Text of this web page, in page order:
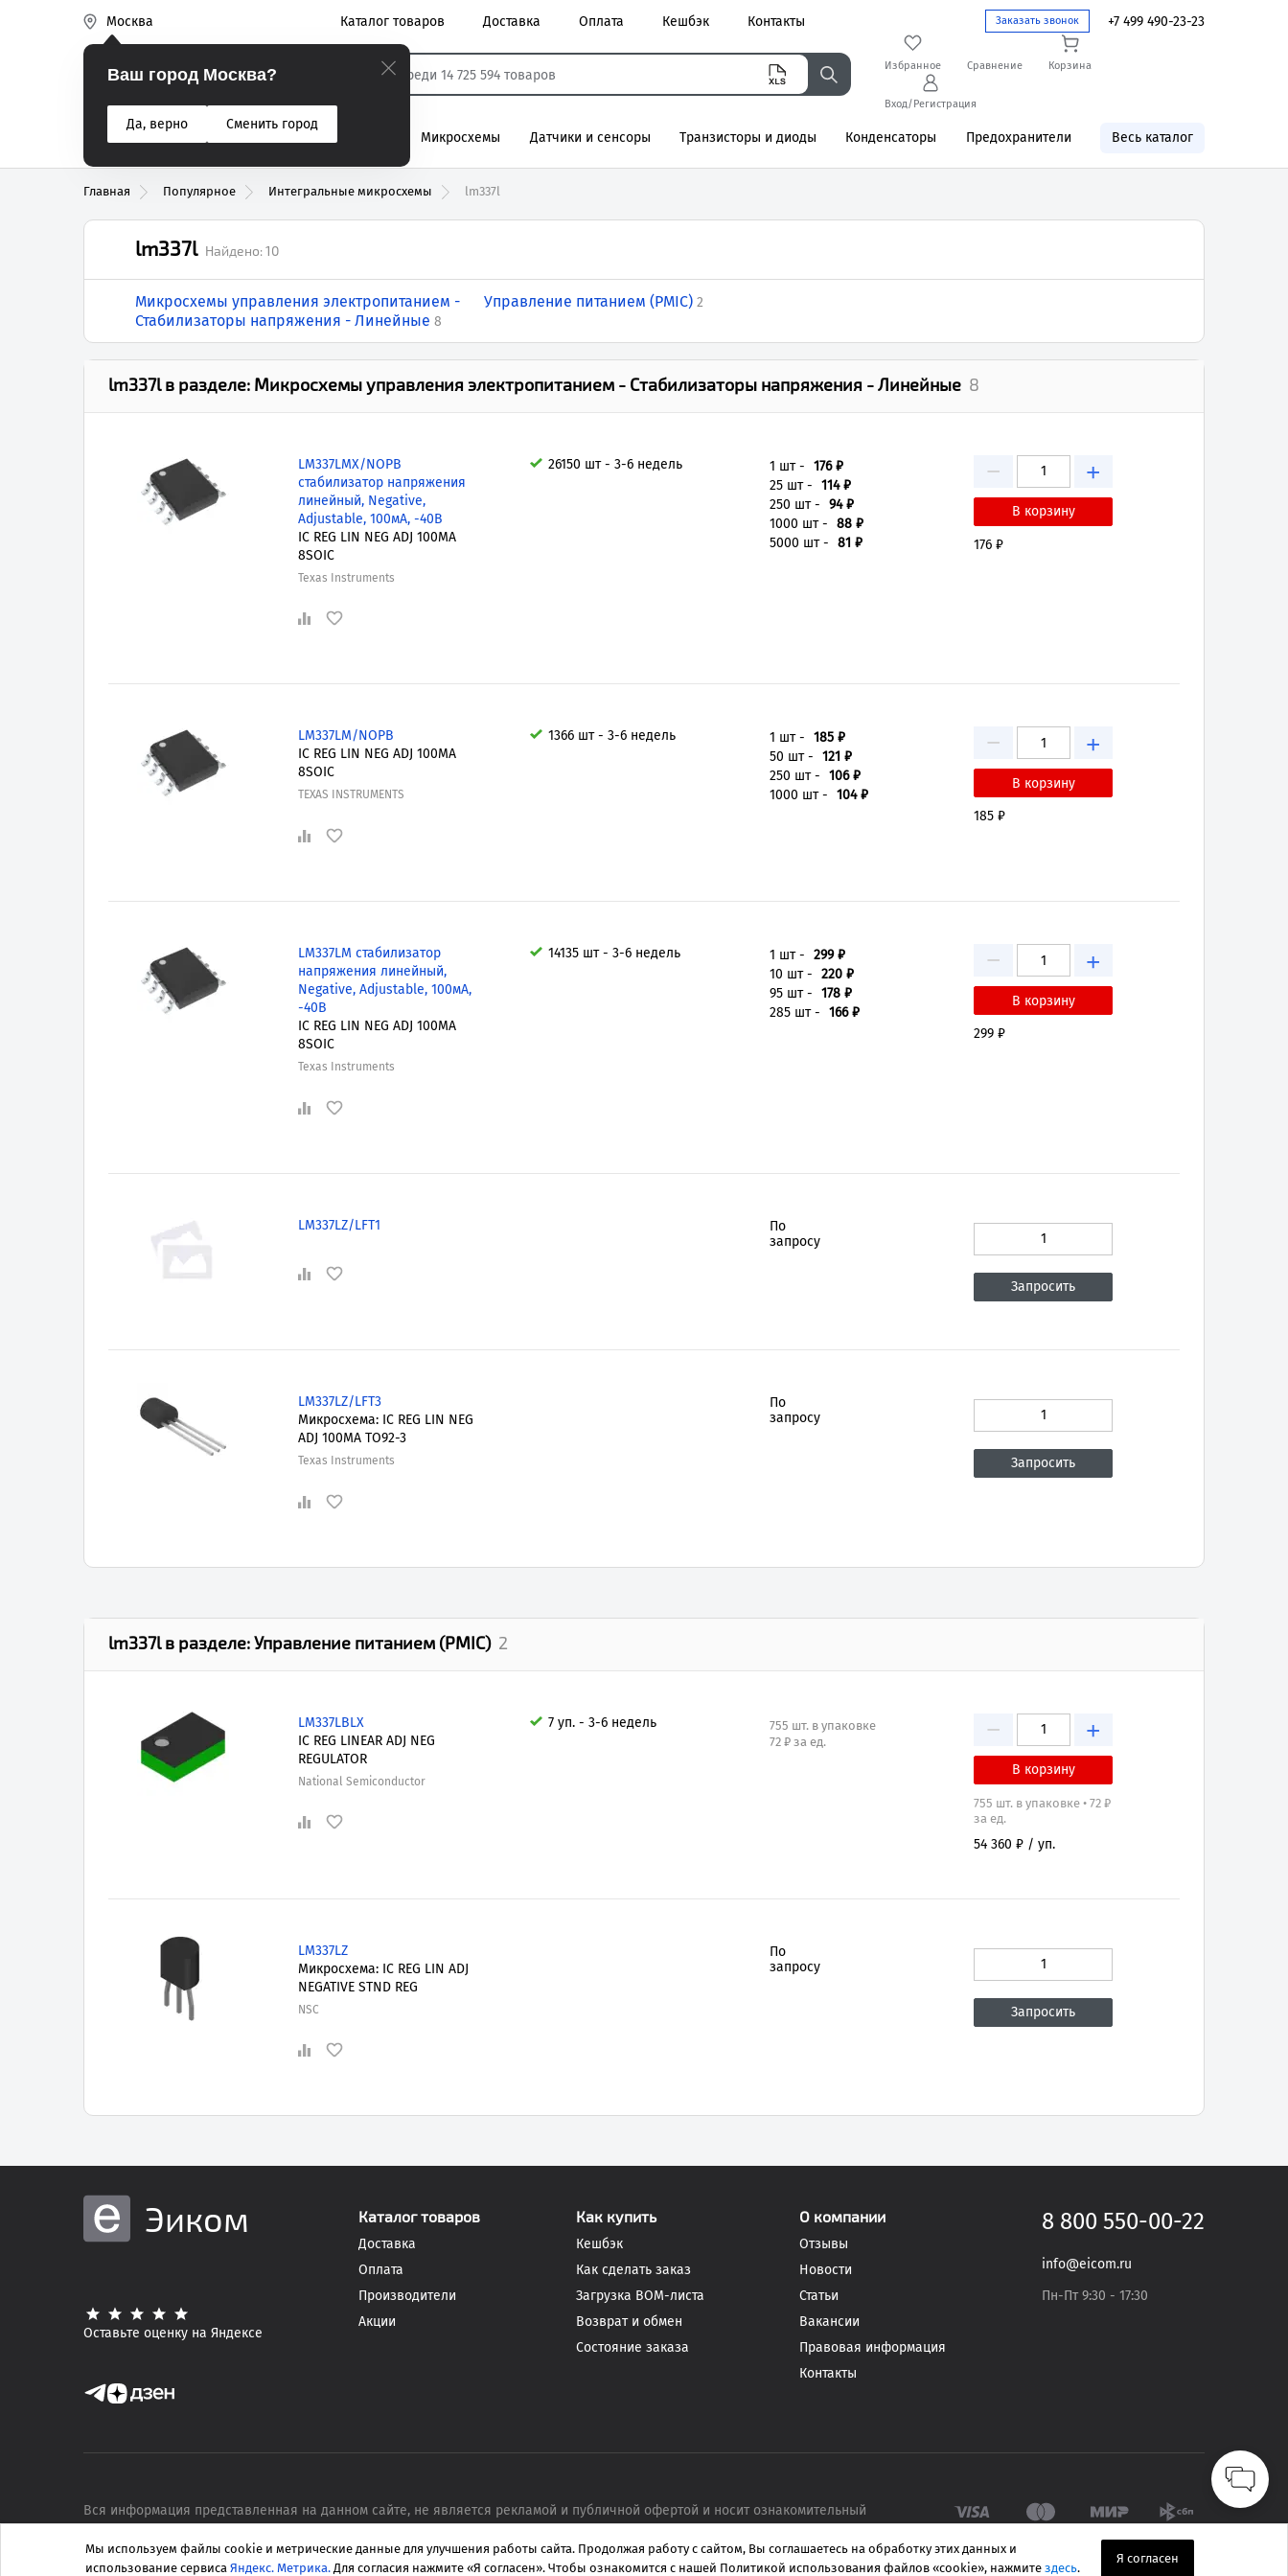
Москва Заказать звонок +7 499 490-23-23
Каталог товаров Доставка Оплата Кешбэк Контакты
Реле электромагнитные
Эиком Избранное Сравнение Корзина
Вход/Регистрация
Ваш город Москва?
Да, верно
Сменить город
% Акции
Разъемы Вентиляторы Микросхемы Датчики и сенсоры Транзисторы и диоды Конденсаторы Предохранители Весь каталог
Главная Популярное Интегральные микросхемы lm337l
lm337l Найдено:10
Микросхемы управления электропитанием -
Стабилизаторы напряжения - Линейные 8
Управление питанием (PMIC) 2
lm337lв разделе: Микросхемы управления электропитанием - Стабилизаторы напряжения - Линейные 8
LM337LMX/NOPB
стабилизатор напряжения
линейный, Negative,
Adjustable, 100мА, -40В
IC REG LIN NEG ADJ 100MA
8SOIC
Texas Instruments
26150 шт - 3-6 недель 1 шт - 176 ₽
25 шт - 114 ₽
250 шт - 94 ₽
1000 шт - 88 ₽
5000 шт - 81 ₽
− +
176 ₽
LM337LM/NOPB
IC REG LIN NEG ADJ 100MA
8SOIC
TEXAS INSTRUMENTS
1366 шт - 3-6 недель 1 шт - 185 ₽
50 шт - 121 ₽
250 шт - 106 ₽
1000 шт - 104 ₽
− +
185 ₽
LM337LM стабилизатор
напряжения линейный,
Negative, Adjustable, 100мА,
-40В
IC REG LIN NEG ADJ 100MA
8SOIC
Texas Instruments
14135 шт - 3-6 недель 1 шт - 299 ₽
10 шт - 220 ₽
95 шт - 178 ₽
285 шт - 166 ₽
− +
299 ₽
LM337LZ/LFT1
По
запросу
LM337LZ/LFT3
Микросхема: IC REG LIN NEG
ADJ 100MA TO92-3
Texas Instruments
По
запросу
lm337lв разделе:Управление питанием (PMIC) 2
LM337LBLX
IC REG LINEAR ADJ NEG
REGULATOR
National Semiconductor
7 уп. - 3-6 недель
755 шт. в упаковке
72 ₽ за ед.
− +
755 шт. в упаковке • 72 ₽
за ед.
54 360 ₽ / уп.
LM337LZ
Микросхема: IC REG LIN ADJ
NEGATIVE STND REG
NSC
По
запросу
Эиком
Оставьте оценку на Яндексе
Каталог товаров
Доставка
Оплата
Производители
Акции
Как купить
Кешбэк
Как сделать заказ
Загрузка BOM-листа
Возврат и обмен
Состояние заказа
О компании
Отзывы
Новости
Статьи
Вакансии
Правовая информация
Контакты
8 800 550-00-22
info@eicom.ru
Пн-Пт 9:30 - 17:30
Вся информация представленная на данном сайте, не является рекламой и публичной офертой и носит ознакомительный
характер. Пользовательское соглашение.
© 2006—2026, «ЭИК» — Электронные компоненты, приборы и радиодетали Я согласен
Мы используем файлы cookie и метрические данные для улучшения работы сайта. Продолжая работу с сайтом, Вы соглашаетесь на обработку этих данных и
использование сервиса Яндекс. Метрика. Для согласия нажмите «Я согласен». Чтобы ознакомится с нашей Политикой использования файлов «cookie», нажмите здесь.